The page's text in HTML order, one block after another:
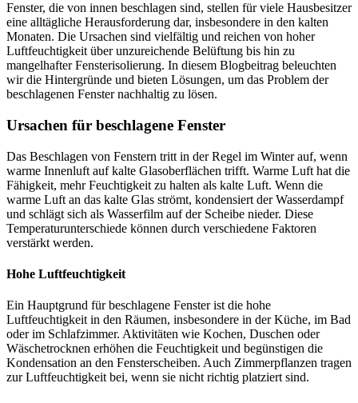
Fenster, die von innen beschlagen sind, stellen für viele Hausbesitzer
eine alltägliche Herausforderung dar, insbesondere in den kalten
Monaten. Die Ursachen sind vielfältig und reichen von hoher
Luftfeuchtigkeit über unzureichende Belüftung bis hin zu
mangelhafter Fensterisolierung. In diesem Blogbeitrag beleuchten
wir die Hintergründe und bieten Lösungen, um das Problem der
beschlagenen Fenster nachhaltig zu lösen.
Ursachen für beschlagene Fenster
Das Beschlagen von Fenstern tritt in der Regel im Winter auf, wenn
warme Innenluft auf kalte Glasoberflächen trifft. Warme Luft hat die
Fähigkeit, mehr Feuchtigkeit zu halten als kalte Luft. Wenn die
warme Luft an das kalte Glas strömt, kondensiert der Wasserdampf
und schlägt sich als Wasserfilm auf der Scheibe nieder. Diese
Temperaturunterschiede können durch verschiedene Faktoren
verstärkt werden.
Hohe Luftfeuchtigkeit
Ein Hauptgrund für beschlagene Fenster ist die hohe
Luftfeuchtigkeit in den Räumen, insbesondere in der Küche, im Bad
oder im Schlafzimmer. Aktivitäten wie Kochen, Duschen oder
Wäschetrocknen erhöhen die Feuchtigkeit und begünstigen die
Kondensation an den Fensterscheiben. Auch Zimmerpflanzen tragen
zur Luftfeuchtigkeit bei, wenn sie nicht richtig platziert sind.